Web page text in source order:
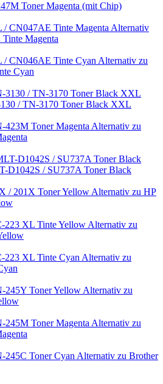
Toner Magenta (mit Chip)
Alternativ
Magenta
Alternativ zu
Cyan
/ TN-3170 Toner Black XXL
Alternativ zu
D1042S / SU737A Toner Black
Alternativ zu HP
Alternativ zu
Alternativ zu
Alternativ zu
Alternativ zu
Alternativ zu Brother